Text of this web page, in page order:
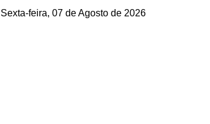
Sexta-feira, 07 de Agosto de 2026